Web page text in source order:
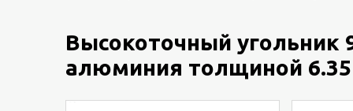
Высокоточный угольник
алюминия толщиной